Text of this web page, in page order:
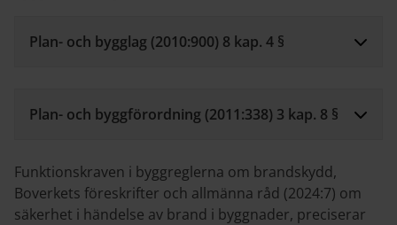
Plan- och bygglag (2010:900) 8 kap. 4 §
Plan- och byggförordning (2011:338) 3 kap. 8 §
Funktionskraven i byggreglerna om brandskydd,
Boverkets föreskrifter och allmänna råd (2024:7) om
säkerhet i händelse av brand i byggnader, preciserar